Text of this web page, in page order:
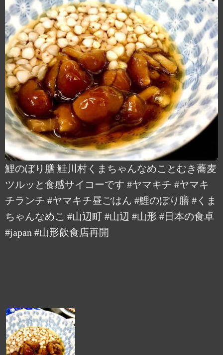
鯉のぼり膳 鮭川村くまちゃんなめことむき蕎麦
ツルッと食感サイコーです #ヤマキチ #ヤマキ
チランチ #ヤマキチ昼ごはん #鯉のぼり膳 #くま
ちゃんなめこ #山辺町 #山辺 #山形 #日本の食卓
#japan #山形飲食店再開